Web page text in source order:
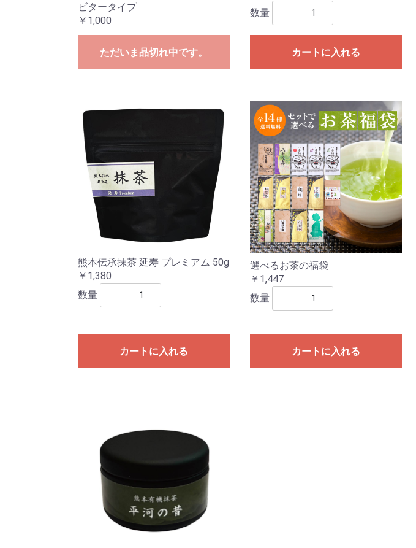
ビタータイプ
￥1,000
ただいま品切れ中です。
数量
カートに入れる
熊本伝承抹茶 延寿 プレミアム 50g
￥1,380
数量
カートに入れる
選べるお茶の福袋
￥1,447
数量
カートに入れる